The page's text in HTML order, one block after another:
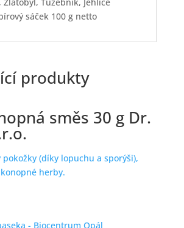
sáček 100 g netto
produkty
směs 30 g Dr.
pokožky (díky lopuchu a sporýši),
herby.